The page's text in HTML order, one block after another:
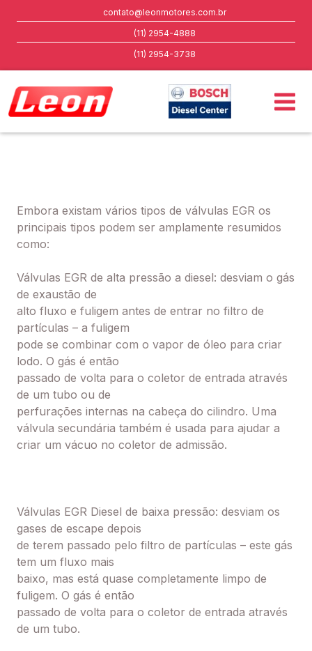
contato@leonmotores.com.br
(11) 2954-4888
(11) 2954-3738
Embora existam vários tipos de válvulas EGR os
principais tipos podem ser amplamente resumidos
como:
Válvulas EGR de alta pressão a diesel: desviam o gás
de exaustão de
alto fluxo e fuligem antes de entrar no filtro de
partículas – a fuligem
pode se combinar com o vapor de óleo para criar
lodo. O gás é então
passado de volta para o coletor de entrada através
de um tubo ou de
perfurações internas na cabeça do cilindro. Uma
válvula secundária também é usada para ajudar a
criar um vácuo no coletor de admissão.
Válvulas EGR Diesel de baixa pressão: desviam os
gases de escape depois
de terem passado pelo filtro de partículas – este gás
tem um fluxo mais
baixo, mas está quase completamente limpo de
fuligem. O gás é então
passado de volta para o coletor de entrada através
de um tubo.